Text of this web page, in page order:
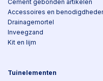
Cement gebonden artikelen
Accessoires en
Drainagemortel
Inveegzand
Kit en lijm
Tuinelementen